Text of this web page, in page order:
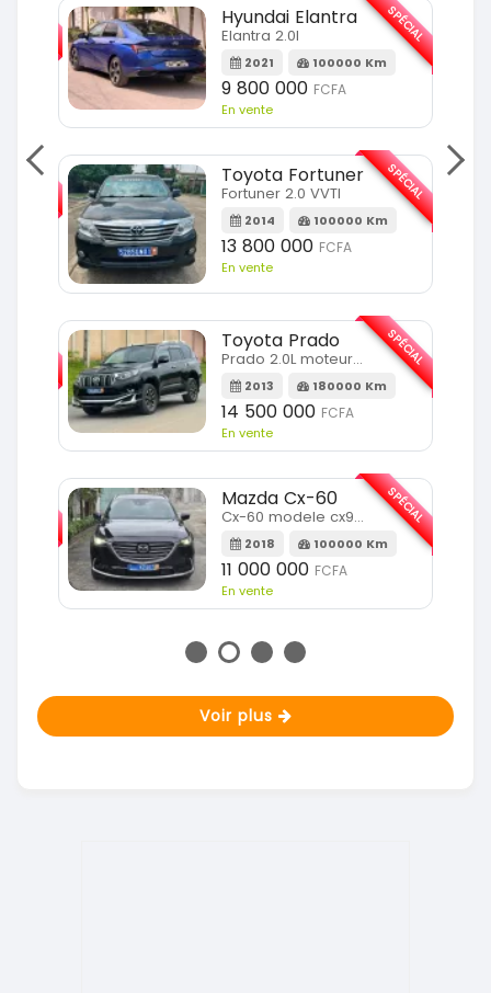
SPÉCIAL
Hyundai Elantra
Elantra 2.0l
2021 100000 Km
9 800 000 FCFA
En vente
SPÉCIAL
Toyota Fortuner
Fortuner 2.0 VVTI
2014 100000 Km
13 800 000 FCFA
En vente
SPÉCIAL
Toyota Prado
Prado 2.0L moteur d4d
2013 180000 Km
14 500 000 FCFA
En vente
SPÉCIAL
Mazda Cx-60
Cx-60 modele cx9 full option
2018 100000 Km
11 000 000 FCFA
En vente
SPÉCIAL
Voir plus